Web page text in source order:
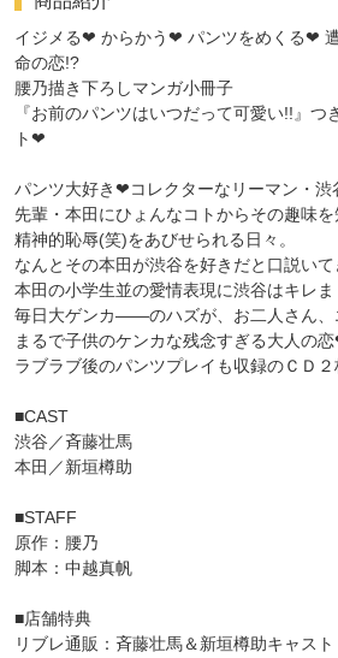
イジメる❤ からかう❤ パンツをめくる❤
命の恋!?
腰乃描き下ろしマンガ小冊子
『お前のパンツはいつだって可愛い!!』つ
ト❤
パンツ大好き❤コレクターなリーマン・渋
先輩・本田にひょんなコトからその趣味を
精神的恥辱(笑)をあびせられる日々。
なんとその本田が渋谷を好きだと口説い
本田の小学生並の愛情表現に渋谷はキレま
毎日大ゲンカ――のハズが、お二人さん
まるで子供のケンカな残念すぎる大人の
ラブラブ後のパンツプレイも収録のＣＤ
■CAST
渋谷／斉藤壮馬
本田／新垣樽助
■STAFF
原作：腰乃
脚本：中越真帆
■店舗特典
リブレ通販：斉藤壮馬＆新垣樽助キャス